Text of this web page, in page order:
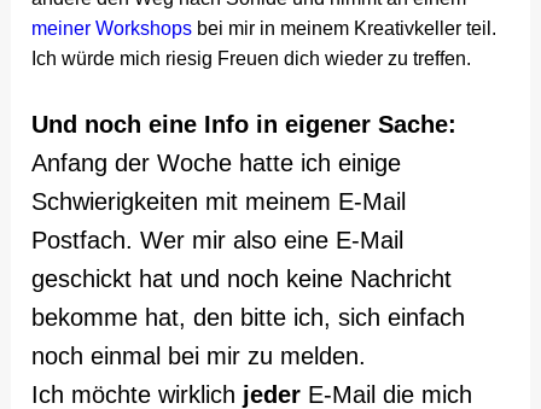
meiner Workshops bei mir in meinem Kreativkeller teil.
Ich würde mich riesig Freuen dich wieder zu treffen.
Und noch eine Info in eigener Sache:
Anfang der Woche hatte ich einige
Schwierigkeiten mit meinem E-Mail
Postfach. Wer mir also eine E-Mail
geschickt hat und noch keine Nachricht
bekomme hat, den bitte ich, sich einfach
noch einmal bei mir zu melden.
Ich möchte wirklich jeder E-Mail die mich